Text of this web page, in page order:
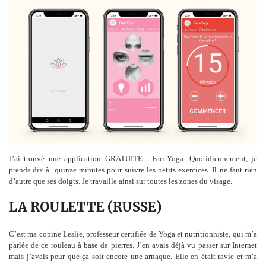
J’ai trouvé une application GRATUITE : FaceYoga. Quotidiennement, je
prends dix à quinze minutes pour suivre les petits exercices. Il ne faut rien
d’autre que ses doigts. Je travaille ainsi sur toutes les zones du visage.
LA ROULETTE (RUSSE)
C’est ma copine Leslie, professeur certifiée de Yoga et nutritionniste, qui m’a
parlée de ce rouleau à base de pierres. J’en avais déjà vu passer sur Internet
mais j’avais peur que ça soit encore une arnaque. Elle en était ravie et m’a